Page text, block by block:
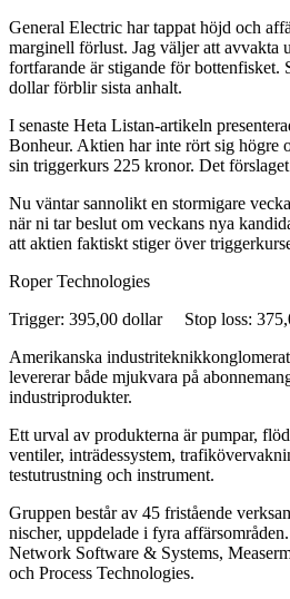
General Electric har tappat höjd och
marginell förlust. Jag väljer att avvakta
fortfarande är stigande för bottenfisket.
dollar förblir sista anhalt.
I senaste Heta Listan-artikeln
Bonheur. Aktien har inte rört sig högre
sin triggerkurs 225 kronor. Det
Nu väntar sannolikt en stormigare
när ni tar beslut om veckans nya
att aktien faktiskt stiger över
Roper Technologies
Trigger: 395,00 dollar Stop loss:
Amerikanska
levererar både mjukvara på
industriprodukter.
Ett urval av produkterna är pumpar,
ventiler, inträdessystem,
testutrustning och instrument.
Gruppen består av 45 fristående
nischer, uppdelade i fyra
Network Software & Systems,
och Process Technologies.